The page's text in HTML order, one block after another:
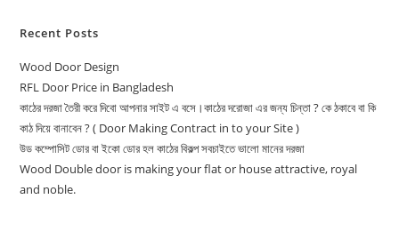
Recent Posts
Wood Door Design
RFL Door Price in Bangladesh
কাঠের দরজা তৈরী করে দিবো আপনার সাইট এ বসে।কাঠের দরোজা এর জন্য চিন্তা ? কে ঠকাবে বা কি
কাঠ দিয়ে বানাবেন ? ( Door Making Contract in to your Site )
উড কম্পোসিট ডোর বা ইকো ডোর হল কাঠের বিকল্প সবচাইতে ভালো মানের দরজা
Wood Double door is making your flat or house attractive, royal
and noble.